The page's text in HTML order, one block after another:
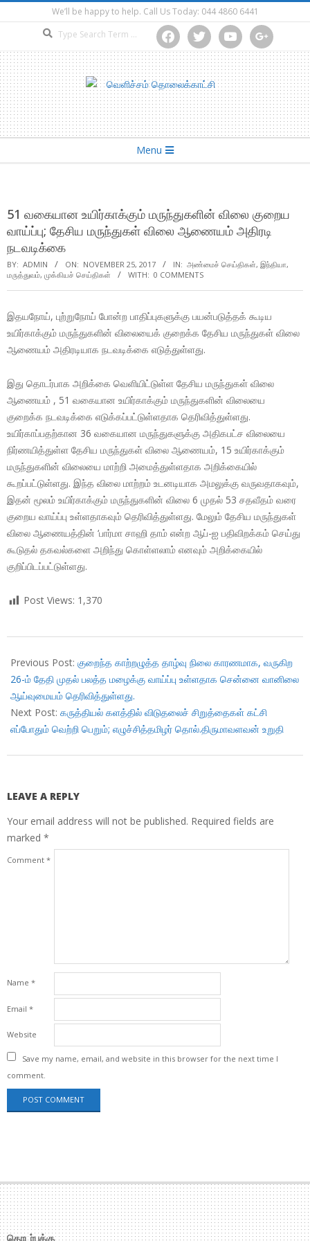
to
We’ll be happy to help. Call Us Today: 044 4860 6441
facebooktwitter youtube google
Menu
51 வகையான உயிர்காக்கும் மருந்துகளின் விலை குறைய
வாய்ப்பு; தேசிய மருந்துகள் விலை ஆணையம் அதிரடி
நடவடிக்கை
BY: ADMIN ON: NOVEMBER 25, 2017 IN: அண்மைச் செய்திகள், இந்தியா,
மருத்துவம், முக்கியச் செய்திகள் WITH: 0 COMMENTS
இதயநோய், புற்றுநோய் போன்ற பாதிப்புகளுக்கு பயன்படுத்தக் கூடிய
உயிர்காக்கும் மருந்துகளின் விலையைக் குறைக்க தேசிய மருந்துகள் விலை
ஆணையம் அதிரடியாக நடவடிக்கை எடுத்துள்ளது.
இது தொடர்பாக அறிக்கை வெளியிட்டுள்ள தேசிய மருந்துகள் விலை
ஆணையம் , 51 வகையான உயிர்காக்கும் மருந்துகளின் விலையை
குறைக்க நடவடிக்கை எடுக்கப்பட்டுள்ளதாக தெரிவித்துள்ளது.
உயிர்காப்பதற்கான 36 வகையான மருந்துகளுக்கு அதிகபட்ச விலையை
நிர்ணயித்துள்ள தேசிய மருந்துகள் விலை ஆணையம், 15 உயிர்காக்கும்
மருந்துகளின் விலையை மாற்றி அமைத்துள்ளதாக அறிக்கையில்
கூறப்பட்டுள்ளது. இந்த விலை மாற்றம் உடனடியாக அமலுக்கு வருவதாகவும்,
இதன் மூலம் உயிர்காக்கும் மருந்துகளின் விலை 6 முதல் 53 சதவீதம் வரை
குறைய வாய்ப்பு உள்ளதாகவும் தெரிவித்துள்ளது. மேலும் தேசிய மருந்துகள்
விலை ஆணையத்தின் ‘பார்மா சாஹி தாம் என்ற ஆப்-ஐ பதிவிறக்கம் செய்து
கூடுதல் தகவல்களை அறிந்து கொள்ளலாம் எனவும் அறிக்கையில்
குறிப்பிடப்பட்டுள்ளது.
Post Views: 1,370
11-
25
Previous Post: குறைந்த காற்றழுத்த தாழ்வு நிலை காரணமாக, வருகிற
26-ம் தேதி முதல் பலத்த மழைக்கு வாய்ப்பு உள்ளதாக சென்னை வானிலை
ஆய்வுமையம் தெரிவித்துள்ளது.
Next Post: கருத்தியல் களத்தில் விடுதலைச் சிறுத்தைகள் கட்சி
எப்போதும் வெற்றி பெறும்; எழுச்சித்தமிழர் தொல்.திருமாவளவன் உறுதி
LEAVE A REPLY
Your email address will not be published. Required fields are
marked *
Comment *
Name *
Email *
Website
Save my name, email, and website in this browser for the next time I
comment.
தொடர்புக்கு